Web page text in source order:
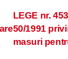
LEGE nr.
50/1991
masuri